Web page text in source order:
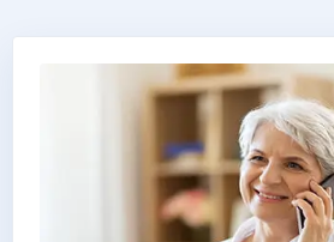
Persönliche Treppenlift-